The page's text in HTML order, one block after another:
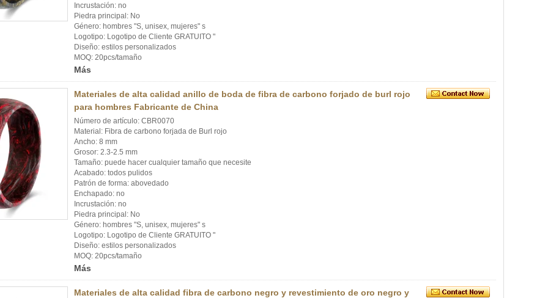
Incrustación: no
Piedra principal: No
Género: hombres "S, unisex, mujeres" s
Logotipo: Logotipo de Cliente GRATUITO "
Diseño: estilos personalizados
MOQ: 20pcs/tamaño
Más
Materiales de alta calidad anillo de boda de fibra de carbono forjado de burl rojo
para hombres Fabricante de China
Número de artículo: CBR0070
Material: Fibra de carbono forjada de Burl rojo
Ancho: 8 mm
Grosor: 2.3-2.5 mm
Tamaño: puede hacer cualquier tamaño que necesite
Acabado: todos pulidos
Patrón de forma: abovedado
Enchapado: no
Incrustación: no
Piedra principal: No
Género: hombres "S, unisex, mujeres" s
Logotipo: Logotipo de Cliente GRATUITO "
Diseño: estilos personalizados
MOQ: 20pcs/tamaño
Más
Materiales de alta calidad fibra de carbono negro y revestimiento de oro negro y